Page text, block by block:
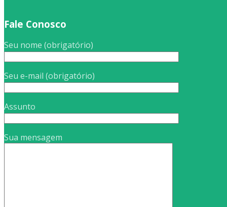
Fale Conosco
Seu nome (obrigatório)
Seu e-mail (obrigatório)
Assunto
Sua mensagem